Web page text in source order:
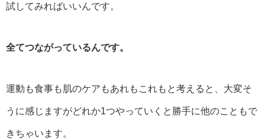
試してみればいいんです。
全てつながっているんです。
運動も食事も肌のケアもあれもこれもと考えると、大変そ
うに感じますがどれか1つやっていくと勝手に他のこともで
きちゃいます。